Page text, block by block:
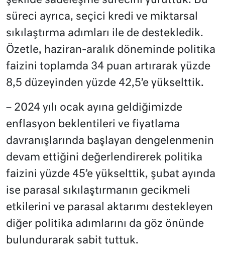
süreci ayrıca, seçici kredi ve miktarsal
sıkılaştırma adımları ile de destekledik.
Özetle, haziran-aralık döneminde politika
faizini toplamda 34 puan artırarak yüzde
8,5 düzeyinden yüzde 42,5’e yükselttik.
– 2024 yılı ocak ayına geldiğimizde
enflasyon beklentileri ve fiyatlama
davranışlarında başlayan dengelenmenin
devam ettiğini değerlendirerek politika
faizini yüzde 45’e yükselttik, şubat ayında
ise parasal sıkılaştırmanın gecikmeli
etkilerini ve parasal aktarımı destekleyen
diğer politika adımlarını da göz önünde
bulundurarak sabit tuttuk.